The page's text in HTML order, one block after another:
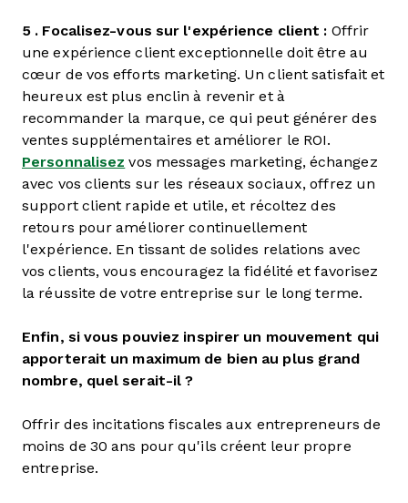
5 . Focalisez-vous sur l'expérience client : Offrir
une expérience client exceptionnelle doit être au
cœur de vos efforts marketing. Un client satisfait et
heureux est plus enclin à revenir et à
recommander la marque, ce qui peut générer des
ventes supplémentaires et améliorer le ROI.
Personnalisez vos messages marketing, échangez
avec vos clients sur les réseaux sociaux, offrez un
support client rapide et utile, et récoltez des
retours pour améliorer continuellement
l'expérience. En tissant de solides relations avec
vos clients, vous encouragez la fidélité et favorisez
la réussite de votre entreprise sur le long terme.
Enfin, si vous pouviez inspirer un mouvement qui
apporterait un maximum de bien au plus grand
nombre, quel serait-il ?
Offrir des incitations fiscales aux entrepreneurs de
moins de 30 ans pour qu'ils créent leur propre
entreprise.